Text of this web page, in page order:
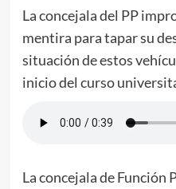
La concejala del PP
mentira para tapar su
situación de estos
inicio del curso
La concejala de Función